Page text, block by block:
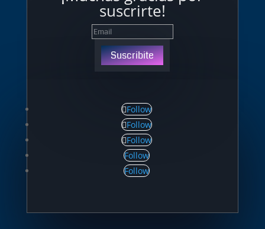
suscrirte!
Suscribite
Follow
Follow
Follow
Follow
Follow